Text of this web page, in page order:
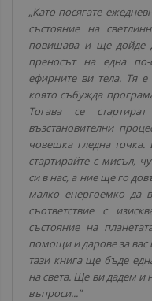
„Като посягате
състояние на
повишава и ще дойде
преносът на една
ефирните ви тела. Тя
която събужда
Тогава се
възстановителни
човешка гледна
стартирайте с мисъл,
си в нас, а ние ще го
малко енергоемко да
съответствие с
състояние на
помощи и дарове за вас
тази книга ще бъде
на света. Ще ви дадем и
въпроси...”